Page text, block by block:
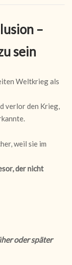
–
sein
Weltkrieg als
verlor den Krieg,
weil sie im
der nicht
oder später